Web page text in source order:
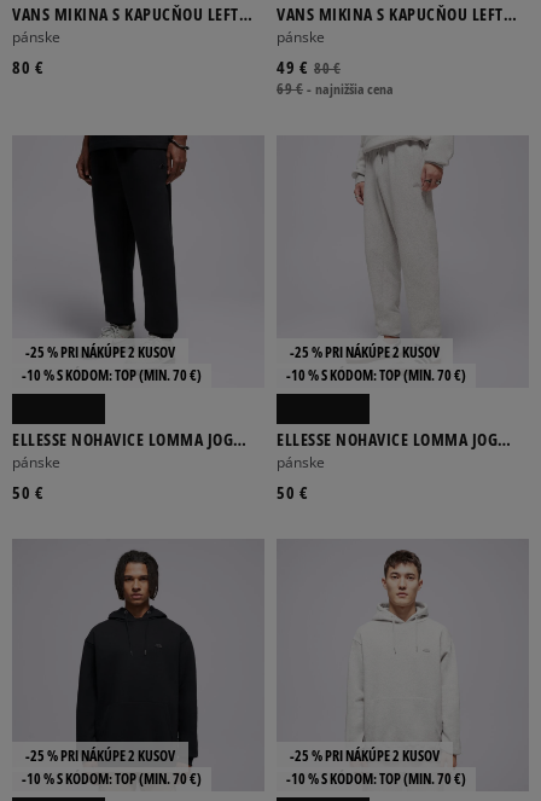
32 34
BÉŽOVÁ KHAKI
VANS MIKINA S KAPUCŇOU LEFT
CHEST II LOOSE PO
pánske
80 €
VANS MIKINA S KAPUCŇOU LEFT
CHEST II LOOSE PO
pánske
80 €
49 €
69 €-najnižšia cena
-10 % S KÓDOM: TOP (MIN. 70 €)
-25 % PRI NÁKÚPE 2 KUSOV
ELLESSE NOHAVICE LOMMA JOG
PANT BLK MN
pánske
50 €
-10 % S KÓDOM: TOP (MIN. 70 €)
-25 % PRI NÁKÚPE 2 KUSOV
ELLESSE NOHAVICE LOMMA JOG
PANT LGREY MRL
pánske
50 €
-10 % S KÓDOM: TOP (MIN. 70 €)
-25 % PRI NÁKÚPE 2 KUSOV
-10 % S KÓDOM: TOP (MIN. 70 €)
-25 % PRI NÁKÚPE 2 KUSOV